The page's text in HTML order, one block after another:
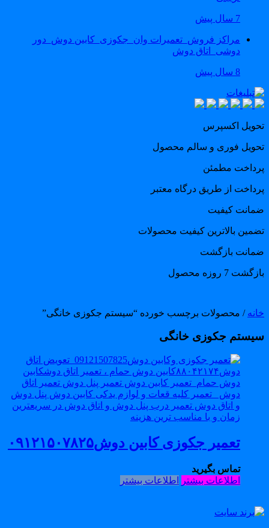
مراکز فروش_تعمیرات وان_جکوزی_کابین دوش_دور
دوشی_اتاق دوش
اکسپرس
فوری و سالم محصول
مطمئن
از طریق درگاه معتبر
کیفیت
بالاترین کیفیت محصولات
بازگشت
7 روزه محصول
/ محصولات برچسب خورده “سیستم جکوزی خانگی”
جکوزی خانگی
تعمیر جکوزی کابین دوش۰۹۱۲۱۵۰۷۸۲۵
تماس بگیرید
اطلاعات بیشتر اطلاعات بیشتر